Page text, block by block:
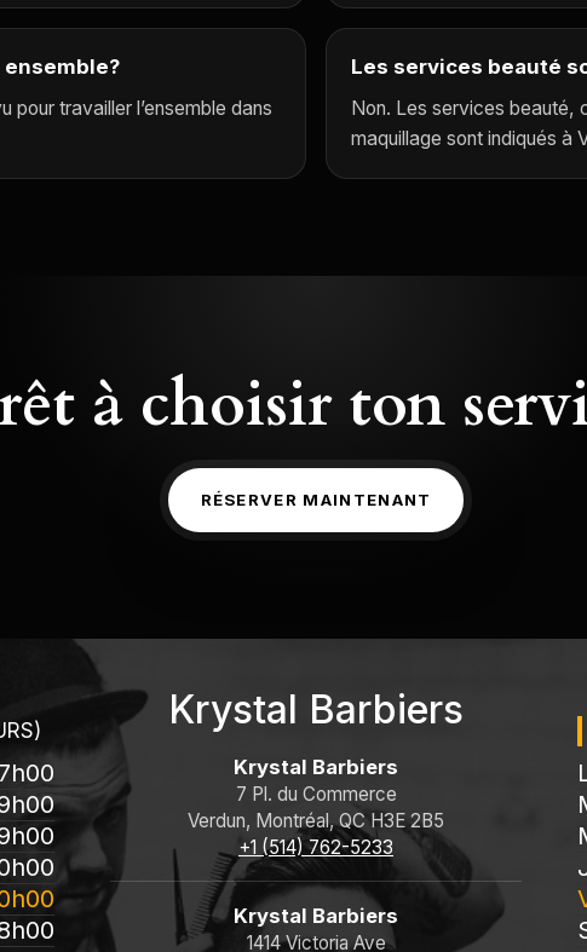
travailler l’ensemble dans
Les services beauté
Non. Les services beauté,
maquillage sont indiqués à
à choisir ton
RÉSERVER MAINTENANT
Krystal Barbiers
Krystal Barbiers
7 Pl. du Commerce
Verdun, Montréal, QC H3E 2B5
+1 (514) 762-5233
Krystal Barbiers
1414 Victoria Ave